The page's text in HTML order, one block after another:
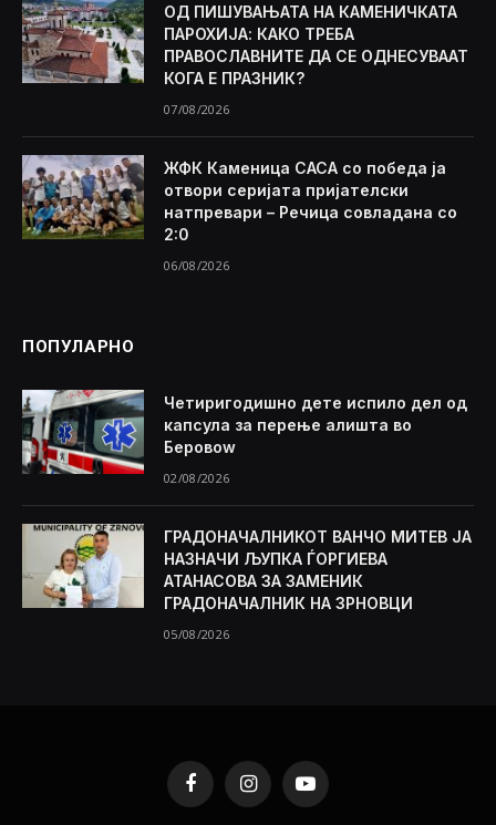
ОД ПИШУВАЊАТА НА КАМЕНИЧКАТА
ПАРОХИЈА: КАКО ТРЕБА
ПРАВОСЛАВНИТЕ ДА СЕ ОДНЕСУВААТ
КОГА Е ПРАЗНИК?
07/08/2026
ЖФК Каменица САСА со победа ја
отвори серијата пријателски
натпревари – Речица совладана со
2:0
06/08/2026
ПОПУЛАРНО
Четиригодишно дете испило дел од
капсула за перење алишта во
Беровоw
02/08/2026
ГРАДОНАЧАЛНИКОТ ВАНЧО МИТЕВ ЈА
НАЗНАЧИ ЉУПКА ЃОРГИЕВА
АТАНАСОВА ЗА ЗАМЕНИК
ГРАДОНАЧАЛНИК НА ЗРНОВЦИ
05/08/2026
FacebookInstagramYouTube